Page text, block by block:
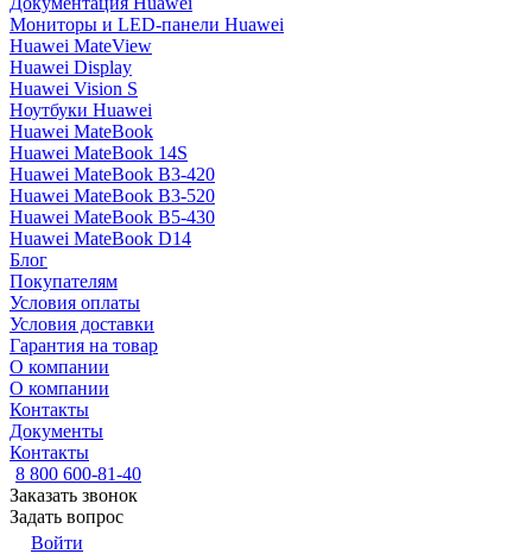
Мониторы и LED-панели Huawei
Huawei MateView
Huawei Display
Huawei Vision S
Ноутбуки Huawei
Huawei MateBook
Huawei MateBook 14S
Huawei MateBook B3-420
Huawei MateBook B3-520
Huawei MateBook B5-430
Huawei MateBook D14
Блог
Покупателям
Условия оплаты
Условия доставки
Гарантия на товар
О компании
О компании
Контакты
Документы
Контакты
8 800 600-81-40
Заказать звонок
Задать вопрос
Войти